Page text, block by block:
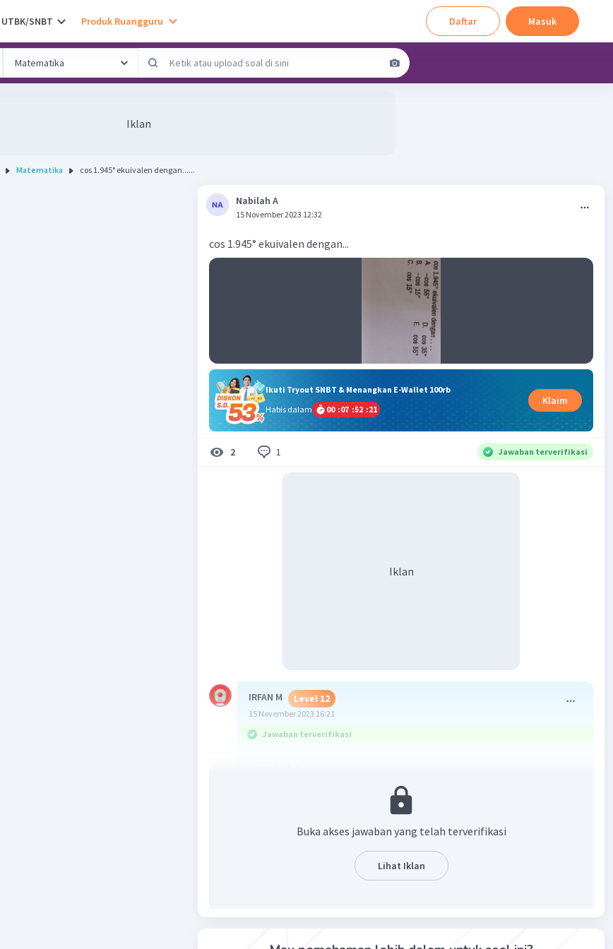
UTBK/SNBT Produk Ruangguru Daftar Masuk
Iklan
Matematika cos 1.945° ekuivalen dengan......
Nabilah A
15 November 2023 12:32
cos 1.945° ekuivalen dengan...
Ikuti Tryout SNBT & Menangkan E-Wallet 100rb
Habis dalam
00 :07 :52 :20
Klaim
2 1 Jawaban terverifikasi
Iklan
IRFAN M Level 12
15 November 2023 16:21
Jawaban terverifikasi
cos 1.945^ =cos( 1800 deg + 145 deg)
Langkah 2
Berdasarkan langkah 1, diperoleh:cos 1.945 deg = cos 145 deg
= cos(180 deg - 35 deg)
Beri Rating
Buka akses jawaban yang telah terverifikasi
Lihat Iklan